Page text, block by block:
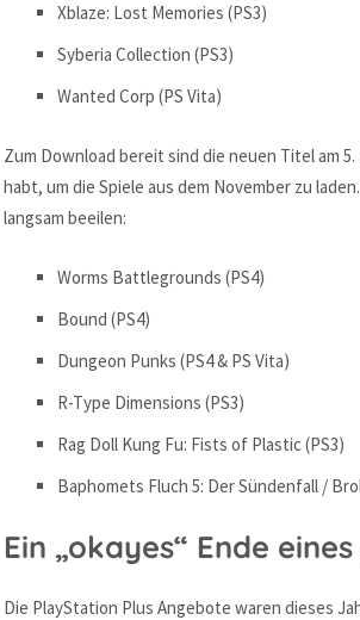
Xblaze: Lost Memories (PS3)
Syberia Collection (PS3)
Wanted Corp (PS Vita)
Zum Download bereit sind die neuen Titel am
habt, um die Spiele aus dem November zu
langsam beeilen:
Worms Battlegrounds (PS4)
Bound (PS4)
Dungeon Punks (PS4 & PS Vita)
R-Type Dimensions (PS3)
Rag Doll Kung Fu: Fists of Plastic (PS3)
Baphomets Fluch 5: Der Sündenfall /
Ein „okayes“ Ende
Die PlayStation Plus Angebote waren dieses